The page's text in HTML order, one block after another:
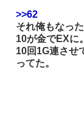
>>62
それ俺もなった
10が金でEXに。
10回1G連させ
ってた。